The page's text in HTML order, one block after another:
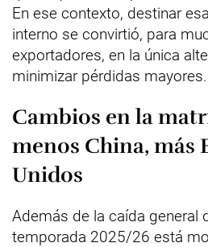
En ese contexto, destinar
interno se convirtió, para
exportadores, en la única
minimizar pérdidas mayores.
Cambios en la
menos China, más
Unidos
Además de la caída general
temporada 2025/26 está